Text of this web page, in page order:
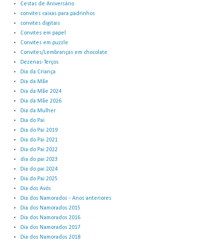
Cestas de Aniversário
convites caixas para padrinhos
convites digitais
Convites em papel
Convites em puzzle
Convites/Lembranças em chocolate
Dezenas-Terços
Dia da Criança
Dia da Mãe
Dia da Mãe 2024
Dia da Mãe 2026
Dia da Mulher
Dia do Pai
Dia do Pai 2019
Dia do Pai 2021
Dia do Pai 2022
dia do pai 2023
Dia do pai 2024
Dia do Pai 2025
Dia dos Avós
Dia dos Namorados - Anos anteriores
Dia dos Namorados 2015
Dia dos Namorados 2016
Dia dos Namorados 2017
Dia dos Namorados 2018